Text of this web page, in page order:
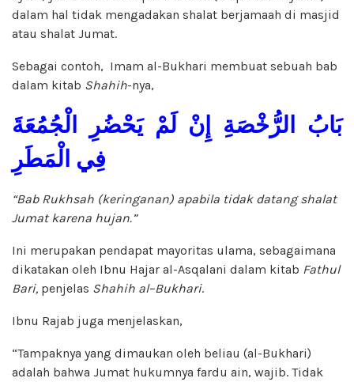
dalam hal tidak mengadakan shalat berjamaah di masjid
atau shalat Jumat.
Sebagai contoh, Imam al-Bukhari membuat sebuah bab
dalam kitab Shahih-nya,
بَابُ الرُّخْصَةِ إِنْ لَمْ يَحْضُرِ الْجُمُعَةَ
فِي الْمَطَرِ
“Bab Rukhsah (keringanan) apabila tidak datang shalat
Jumat karena hujan.”
Ini merupakan pendapat mayoritas ulama, sebagaimana
dikatakan oleh Ibnu Hajar al-Asqalani dalam kitab Fathul
Bari, penjelas Shahih al–Bukhari.
Ibnu Rajab juga menjelaskan,
“Tampaknya yang dimaukan oleh beliau (al-Bukhari)
adalah bahwa Jumat hukumnya fardu ain, wajib. Tidak